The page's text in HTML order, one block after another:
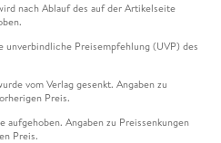
nach Ablauf des auf der Artikelseite
Preisempfehlung (UVP) des
vom Verlag gesenkt. Angaben zu
Preis.
Angaben zu Preissenkungen
Preis.